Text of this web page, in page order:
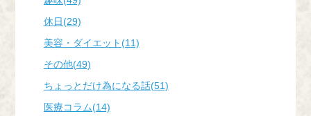
休日(29)
美容・ダイエット(11)
その他(49)
ちょっとだけ為になる話(51)
医療コラム(14)